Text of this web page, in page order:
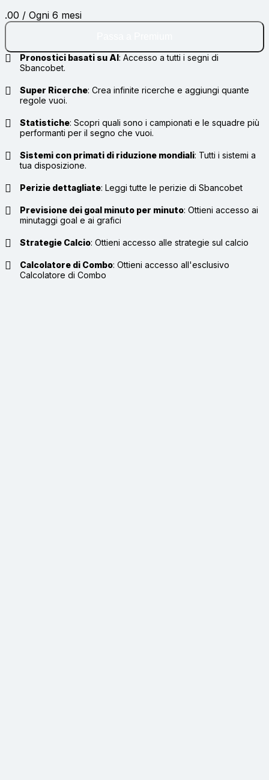
.00 / Ogni 6 mesi
Pronostici basati su AI: Accesso a tutti i segni di
Sbancobet.
Super Ricerche: Crea infinite ricerche e aggiungi quante
regole vuoi.
Statistiche: Scopri quali sono i campionati e le squadre più
performanti per il segno che vuoi.
Sistemi con primati di riduzione mondiali: Tutti i sistemi a
tua disposizione.
Perizie dettagliate: Leggi tutte le perizie di Sbancobet
Previsione dei goal minuto per minuto: Ottieni accesso ai
minutaggi goal e ai grafici
Strategie Calcio: Ottieni accesso alle strategie sul calcio
Calcolatore di Combo: Ottieni accesso all'esclusivo
Calcolatore di Combo